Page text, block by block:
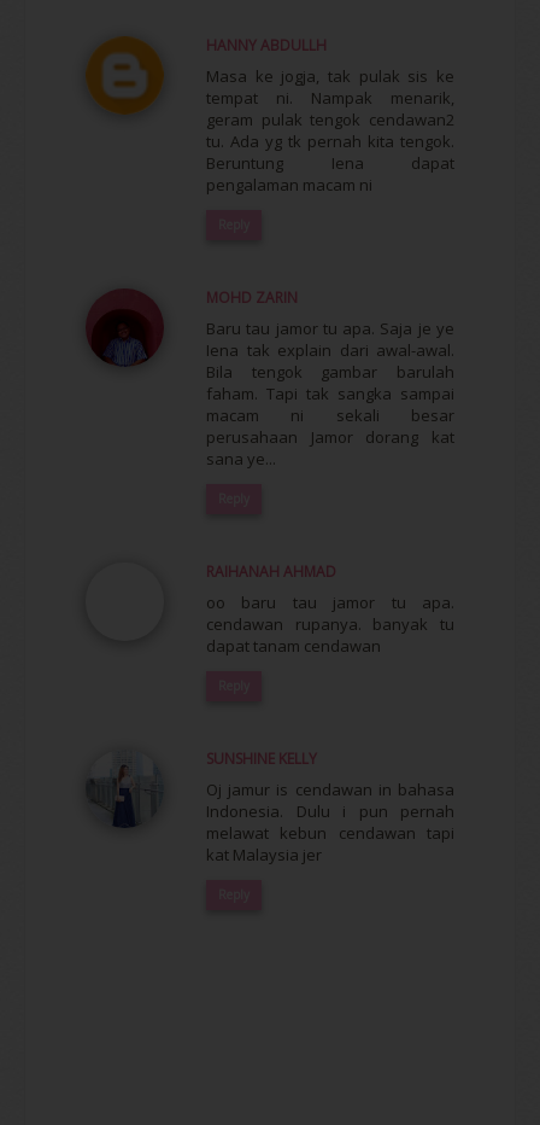
HANNY ABDULLH
Masa ke jogja, tak pulak sis ke
tempat ni. Nampak menarik,
geram pulak tengok cendawan2
tu. Ada yg tk pernah kita tengok.
Beruntung Iena dapat
pengalaman macam ni
MOHD ZARIN
Baru tau jamor tu apa. Saja je ye
Iena tak explain dari awal-awal.
Bila tengok gambar barulah
faham. Tapi tak sangka sampai
macam ni sekali besar
perusahaan Jamor dorang kat
sana ye...
RAIHANAH AHMAD
oo baru tau jamor tu apa.
cendawan rupanya. banyak tu
dapat tanam cendawan
SUNSHINE KELLY
Oj jamur is cendawan in bahasa
Indonesia. Dulu i pun pernah
melawat kebun cendawan tapi
kat Malaysia jer